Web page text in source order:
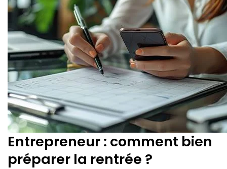
Entrepreneur : comment bien
préparer la rentrée ?